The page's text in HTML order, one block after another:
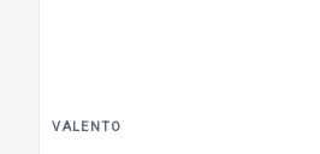
VALENTO